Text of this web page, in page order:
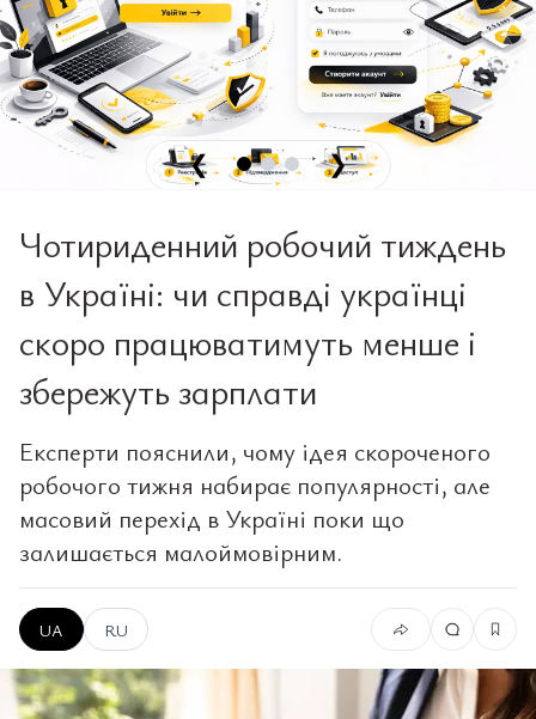
❮ ❯
Чотириденний робочий тиждень
в Україні: чи справді українці
скоро працюватимуть менше і
збережуть зарплати
Експерти пояснили, чому ідея скороченого
робочого тижня набирає популярності, але
масовий перехід в Україні поки що
залишається малоймовірним.
UA RU